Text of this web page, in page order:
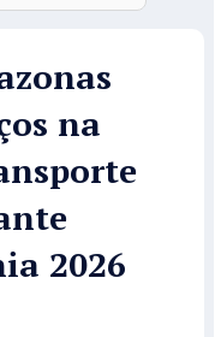
na
2026